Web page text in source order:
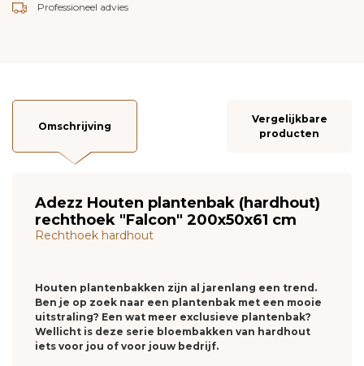
Professioneel advies
Omschrijving
Vergelijkbare
producten
Adezz Houten plantenbak (hardhout)
rechthoek "Falcon" 200x50x61 cm
Rechthoek hardhout
Houten plantenbakken zijn al jarenlang een trend.
Ben je op zoek naar een plantenbak met een mooie
uitstraling? Een wat meer exclusieve plantenbak?
Wellicht is deze serie bloembakken van hardhout
iets voor jou of voor jouw bedrijf.